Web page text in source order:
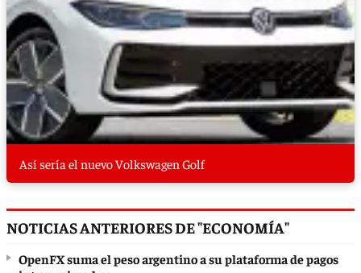
Así sería el nuevo Volkswagen Golf
NOTICIAS ANTERIORES DE "ECONOMÍA"
OpenFX suma el peso argentino a su plataforma de pagos